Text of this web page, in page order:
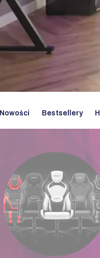
Nowości Bestsellery